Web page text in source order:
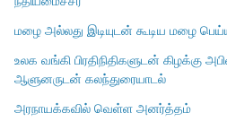
மழை அல்லது இடியுடன் கூடிய மழை
உலக வங்கி பிரதிநிதிகளுடன் கிழக்கு
ஆளுனருடன் கலந்துரையாடல்
அரநாயக்கவில் வெள்ள அனர்த்தம்